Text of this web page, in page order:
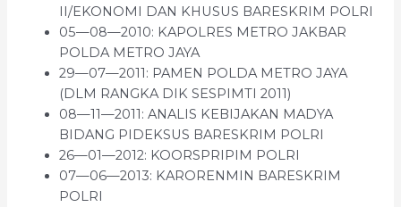
II/EKONOMI DAN KHUSUS BARESKRIM POLRI
05—08—2010: KAPOLRES METRO JAKBAR
POLDA METRO JAYA
29—07—2011: PAMEN POLDA METRO JAYA
(DLM RANGKA DIK SESPIMTI 2011)
08—11—2011: ANALIS KEBIJAKAN MADYA
BIDANG PIDEKSUS BARESKRIM POLRI
26—01—2012: KOORSPRIPIM POLRI
07—06—2013: KARORENMIN BARESKRIM
POLRI